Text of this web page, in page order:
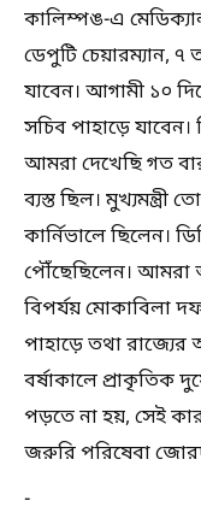
কালিম্পঙ-এ
ডেপুটি চেয়ারম্যান, ৭
যাবেন। আগামী ১০
সচিব পাহাড়ে
আমরা দেখেছি গত
ব্যস্ত ছিল।
কার্নিভালে ছিলেন।
পৌঁছেছিলেন। আমরা
বিপর্যয় মোকাবিলা
পাহাড়ে তথা রাজ্যের
বর্ষাকালে প্রাকৃতিক
পড়তে না হয়, সেই
জরুরি পরিষেবা
-